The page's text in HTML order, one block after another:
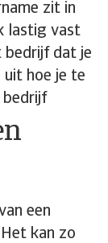
zit in
lastig vast
bedrijf dat je
hoe je te
bedrijf
een
kan zo